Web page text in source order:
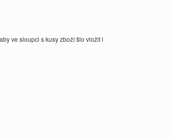
ve sloupci s kusy zboží šlo vložit i